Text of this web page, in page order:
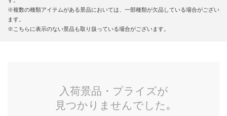
※複数の種類アイテムがある景品においては、一部種類が欠品している場合がござい
ます。
※こちらに表示のない景品も取り扱っている場合がございます。